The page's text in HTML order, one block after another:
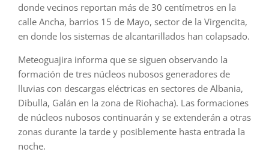
donde vecinos reportan más de 30 centímetros en la
calle Ancha, barrios 15 de Mayo, sector de la Virgencita,
en donde los sistemas de alcantarillados han colapsado.
Meteoguajira informa que se siguen observando la
formación de tres núcleos nubosos generadores de
lluvias con descargas eléctricas en sectores de Albania,
Dibulla, Galán en la zona de Riohacha). Las formaciones
de núcleos nubosos continuarán y se extenderán a otras
zonas durante la tarde y posiblemente hasta entrada la
noche.